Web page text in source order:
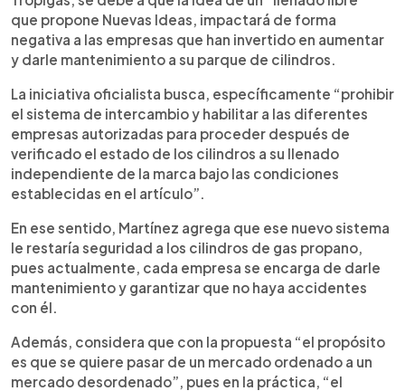
que propone Nuevas Ideas, impactará de forma
negativa a las empresas que han invertido en aumentar
y darle mantenimiento a su parque de cilindros.
La iniciativa oficialista busca, específicamente “prohibir
el sistema de intercambio y habilitar a las diferentes
empresas autorizadas para proceder después de
verificado el estado de los cilindros a su llenado
independiente de la marca bajo las condiciones
establecidas en el artículo”.
En ese sentido, Martínez agrega que ese nuevo sistema
le restaría seguridad a los cilindros de gas propano,
pues actualmente, cada empresa se encarga de darle
mantenimiento y garantizar que no haya accidentes
con él.
Además, considera que con la propuesta “el propósito
es que se quiere pasar de un mercado ordenado a un
mercado desordenado”, pues en la práctica, “el